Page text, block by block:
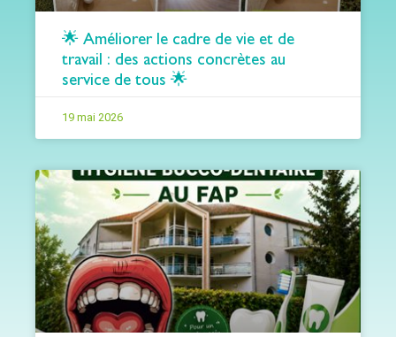
🌟 Améliorer le cadre de vie et de
travail : des actions concrètes au
service de tous 🌟
19 mai 2026